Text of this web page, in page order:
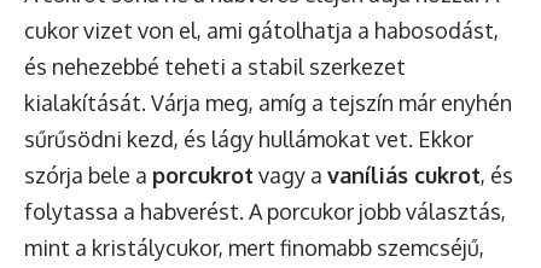
cukor vizet von el, ami gátolhatja a habosodást,
és nehezebbé teheti a stabil szerkezet
kialakítását. Várja meg, amíg a tejszín már enyhén
sűrűsödni kezd, és lágy hullámokat vet. Ekkor
szórja bele a porcukrot vagy a vaníliás cukrot, és
folytassa a habverést. A porcukor jobb választás,
mint a kristálycukor, mert finomabb szemcséjű,